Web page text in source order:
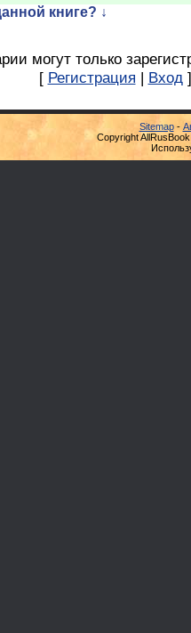
книге? ↓
могут только
[ Регистрация | Вход ]
Sitemap-
Copyright